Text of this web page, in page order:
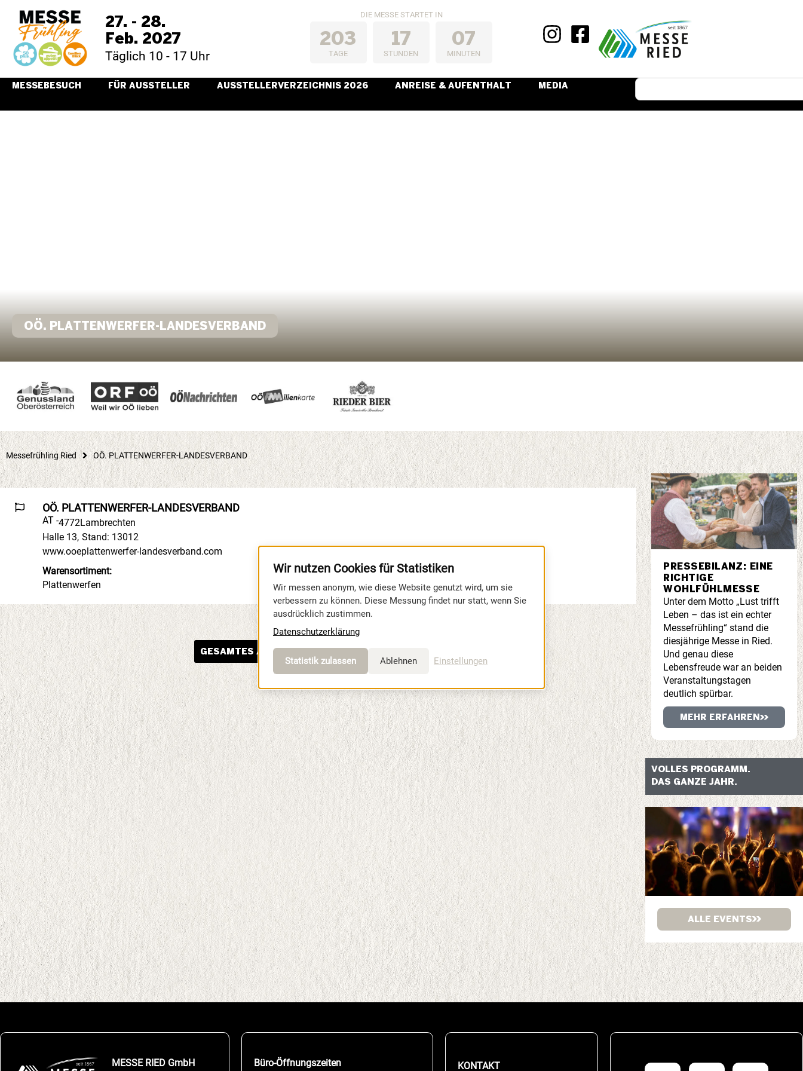
27. - 28.
Feb. 2027
Täglich 10 - 17 Uhr
DIE MESSE STARTET IN
203
TAGE
17
STUNDEN
07
MINUTEN
MESSEBESUCH FÜR AUSSTELLER AUSSTELLERVERZEICHNIS 2026 ANREISE & AUFENTHALT MEDIA
OÖ. PLATTENWERFER-LANDESVERBAND
Messefrühling Ried OÖ. PLATTENWERFER-LANDESVERBAND
OÖ. PLATTENWERFER-LANDESVERBAND
AT -4772Lambrechten
Halle 13, Stand: 13012
www.ooeplattenwerfer-landesverband.com
Warensortiment:
Plattenwerfen
GESAMTES AUSSTELLERVERZEICHNIS ANZEIGEN
PRESSEBILANZ: EINE
RICHTIGE
WOHLFÜHLMESSE
Unter dem Motto „Lust trifft
Leben – das ist ein echter
Messefrühling“ stand die
diesjährige Messe in Ried.
Und genau diese
Lebensfreude war an beiden
Veranstaltungstagen
deutlich spürbar.
MEHR ERFAHREN
VOLLES PROGRAMM.
DAS GANZE JAHR.
ALLE EVENTS
MESSE RIED GmbH
Büro-Öffnungszeiten
KONTAKT
Wir nutzen Cookies für Statistiken
Wir messen anonym, wie diese Website genutzt wird, um sie
verbessern zu können. Diese Messung findet nur statt, wenn Sie
ausdrücklich zustimmen.
Datenschutzerklärung
Statistik zulassen Ablehnen Einstellungen